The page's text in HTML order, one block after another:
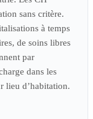
sans critère.
à temps
de soins libres
par
dans les
lieu d’habitation.